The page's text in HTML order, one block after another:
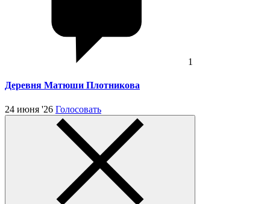
1
Деревня Матюши Плотникова
24 июня '26 Голосовать